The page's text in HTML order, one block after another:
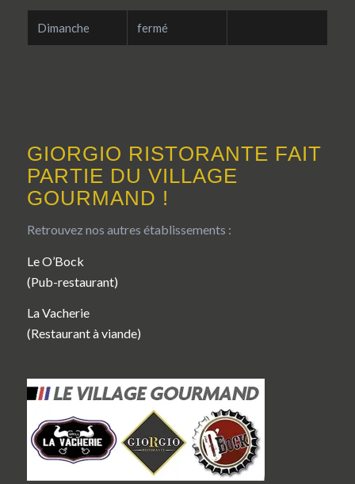
Dimanche fermé
GIORGIO RISTORANTE FAIT
PARTIE DU VILLAGE
GOURMAND !
Retrouvez nos autres établissements :
Le O’Bock
(Pub-restaurant)
La Vacherie
(Restaurant à viande)